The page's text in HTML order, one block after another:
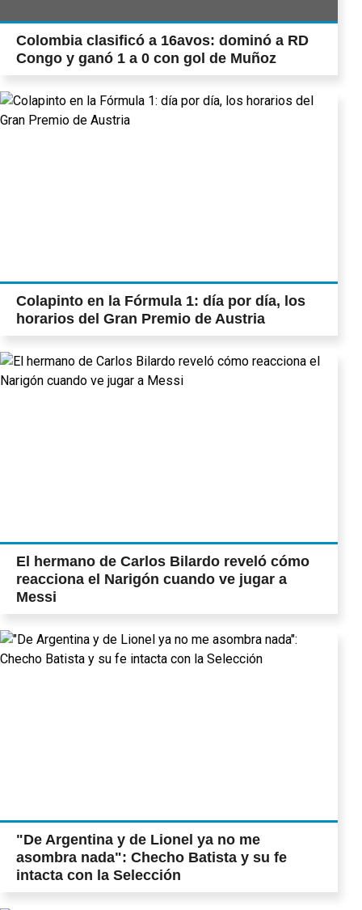
Colombia clasificó a 16avos: dominó a RD
Congo y ganó 1 a 0 con gol de Muñoz
Colapinto en la Fórmula 1: día por día, los
horarios del Gran Premio de Austria
El hermano de Carlos Bilardo reveló cómo
reacciona el Narigón cuando ve jugar a
Messi
"De Argentina y de Lionel ya no me
asombra nada": Checho Batista y su fe
intacta con la Selección